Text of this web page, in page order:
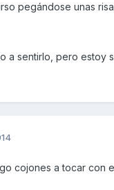
pegándose unas
a sentirlo, pero estoy
cojones a tocar con